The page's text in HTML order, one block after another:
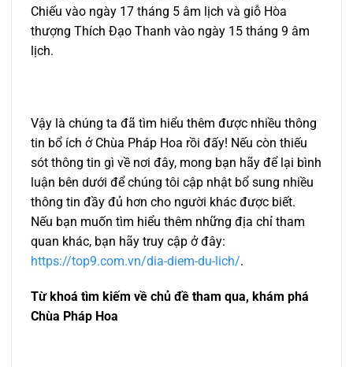
Chiếu vào ngày 17 tháng 5 âm lịch và giỗ Hòa
thượng Thích Đạo Thanh vào ngày 15 tháng 9 âm
lịch.
Vậy là chúng ta đã tìm hiểu thêm được nhiều thông
tin bổ ích ở Chùa Pháp Hoa rồi đấy! Nếu còn thiếu
sót thông tin gì về nơi đây, mong bạn hãy để lại bình
luận bên dưới để chúng tôi cập nhật bổ sung nhiều
thông tin đầy đủ hơn cho người khác được biết.
Nếu bạn muốn tìm hiểu thêm những địa chỉ tham
quan khác, bạn hãy truy cập ở đây:
https://top9.com.vn/dia-diem-du-lich/.
Từ khoá tìm kiếm về chủ đề tham qua, khám phá
Chùa Pháp Hoa